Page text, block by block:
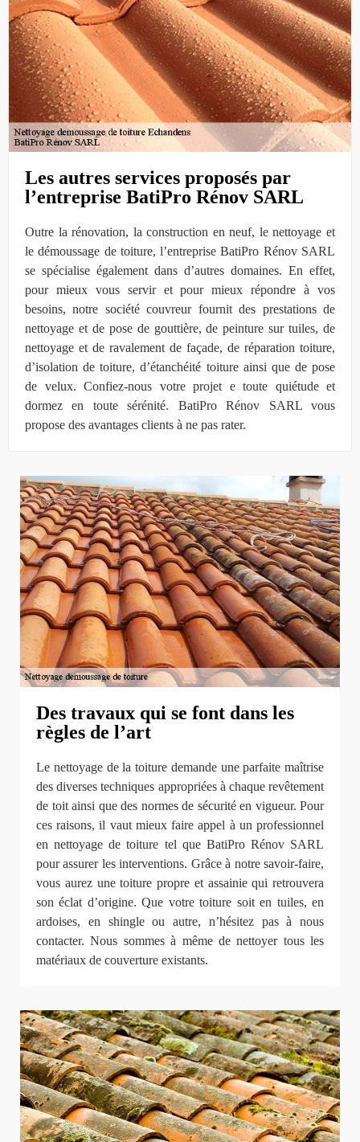
Les autres services proposés par
l’entreprise BatiPro Rénov SARL
Outre la rénovation, la construction en neuf, le nettoyage et
le démoussage de toiture, l’entreprise BatiPro Rénov SARL
se spécialise également dans d’autres domaines. En effet,
pour mieux vous servir et pour mieux répondre à vos
besoins, notre société couvreur fournit des prestations de
nettoyage et de pose de gouttière, de peinture sur tuiles, de
nettoyage et de ravalement de façade, de réparation toiture,
d’isolation de toiture, d’étanchéité toiture ainsi que de pose
de velux. Confiez-nous votre projet e toute quiétude et
dormez en toute sérénité. BatiPro Rénov SARL vous
propose des avantages clients à ne pas rater.
Des travaux qui se font dans les
règles de l’art
Le nettoyage de la toiture demande une parfaite maîtrise
des diverses techniques appropriées à chaque revêtement
de toit ainsi que des normes de sécurité en vigueur. Pour
ces raisons, il vaut mieux faire appel à un professionnel
en nettoyage de toiture tel que BatiPro Rénov SARL
pour assurer les interventions. Grâce à notre savoir-faire,
vous aurez une toiture propre et assainie qui retrouvera
son éclat d’origine. Que votre toiture soit en tuiles, en
ardoises, en shingle ou autre, n’hésitez pas à nous
contacter. Nous sommes à même de nettoyer tous les
matériaux de couverture existants.